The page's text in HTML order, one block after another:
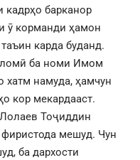
барканор
ӯ корманди ҳамон
карда буданд.
ба номи Имом
намуда, ҳамчун
кор мекардааст.
Тоҷиддин
фиристода мешуд. Чун
ба дархости